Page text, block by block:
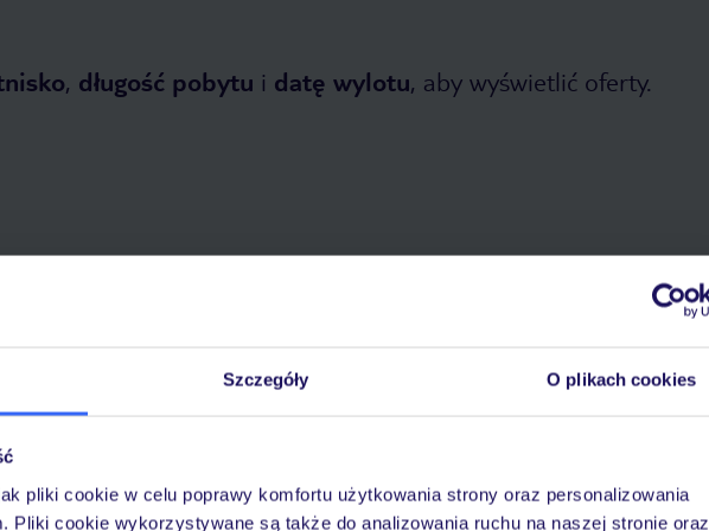
Szczegóły O plikach cookies
pliki cookie w celu poprawy komfortu użytkowania strony oraz personalizowania
Pliki cookie wykorzystywane są także do analizowania ruchu na naszej stronie oraz
, długość pobytu i datę wylotu, aby wyświetlić oferty.
Dlaczego warto wybrać TUI?
30 lat w Polsce
Tylko u nas opieka na
wakacjach 24/7
10 000 hoteli w ponad 50
krajach